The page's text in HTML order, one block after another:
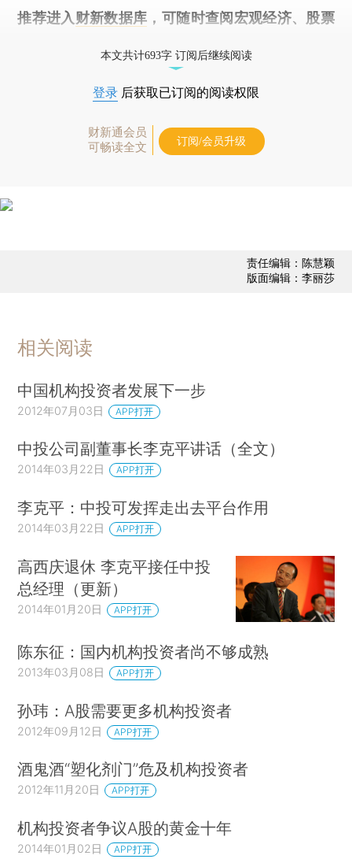
推荐进入 财新数据库 ，可随时查阅宏观经济、股票
本文共计693字 订阅后继续阅读
登录 后获取已订阅的阅读权限
财新通会员
可畅读全文
订阅/会员升级
责任编辑：陈慧颖
版面编辑：李丽莎
相关阅读
中国机构投资者发展下一步
2012年07月03日 APP打开
中投公司副董事长李克平讲话（全文）
2014年03月22日 APP打开
李克平：中投可发挥走出去平台作用
2014年03月22日 APP打开
高西庆退休 李克平接任中投
总经理（更新）
2014年01月20日 APP打开
陈东征：国内机构投资者尚不够成熟
2013年03月08日 APP打开
孙玮：A股需要更多机构投资者
2012年09月12日 APP打开
酒鬼酒“塑化剂门”危及机构投资者
2012年11月20日 APP打开
机构投资者争议A股的黄金十年
2014年01月02日 APP打开